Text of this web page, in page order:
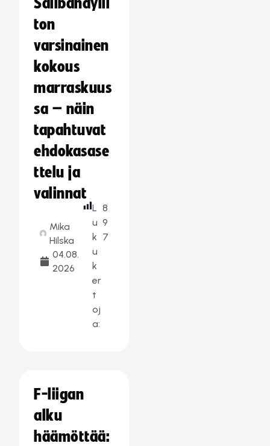
Salibandylii
ton
varsinainen
kokous
marraskuus
sa – näin
tapahtuvat
ehdokasase
ttelu ja
valinnat
Mika
Hilska
04.08.
2026
L
u
k
u
k
er
t
oj
a:
8
9
7
F-liigan
alku
häämöttää: